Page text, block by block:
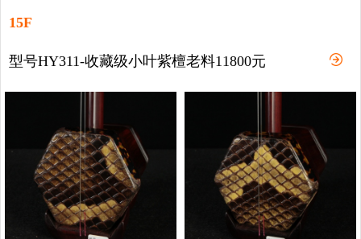
15F
型号HY311-收藏级小叶紫檀老料11800元